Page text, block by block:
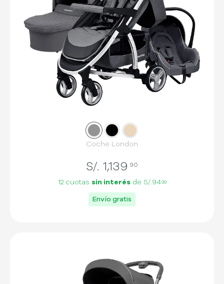
Slide 1
Slide 2
Slide
Coche London
S/. 1,139 90
12 cuotas sin interésde S/.9499
Envío gratis